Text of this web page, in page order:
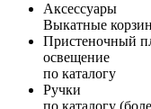
Аксессуары
Выкатные
Пристеночный
освещение
по каталогу
Ручки
по каталогу